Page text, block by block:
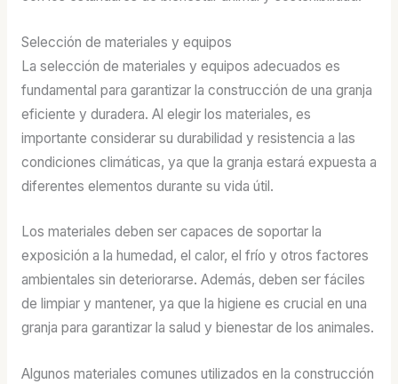
Selección de materiales y equipos
La selección de materiales y equipos adecuados es
fundamental para garantizar la construcción de una granja
eficiente y duradera. Al elegir los materiales, es
importante considerar su durabilidad y resistencia a las
condiciones climáticas, ya que la granja estará expuesta a
diferentes elementos durante su vida útil.
Los materiales deben ser capaces de soportar la
exposición a la humedad, el calor, el frío y otros factores
ambientales sin deteriorarse. Además, deben ser fáciles
de limpiar y mantener, ya que la higiene es crucial en una
granja para garantizar la salud y bienestar de los animales.
Algunos materiales comunes utilizados en la construcción